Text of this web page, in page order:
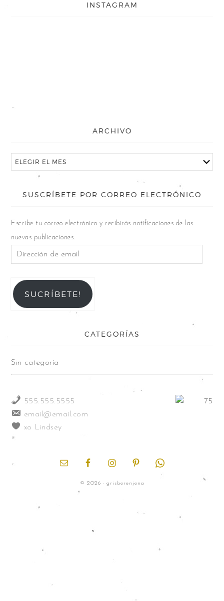
INSTAGRAM
ARCHIVO
SUSCRÍBETE POR CORREO ELECTRÓNICO
Escribe tu correo electrónico y recibirás notificaciones de las
nuevas publicaciones.
SUCRÍBETE!
CATEGORÍAS
Sin categoría
555.555.5555
email@email.com
xo Lindsey
© 2026 · grisberenjena